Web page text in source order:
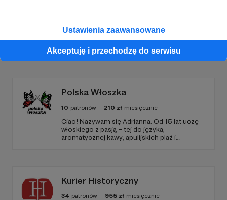
Ustawienia zaawansowane
Akceptuję i przechodzę do serwisu
Promowani autorzy
Polska Włoszka
10 patronów 210 zł miesięcznie
Ciao! Nazywam się Adrianna. Od 15 lat uczę
włoskiego z pasją – tej do języka,
aromatycznej kawy, apulijskich plaż i
Kurier Historyczny
34 patronów 955 zł miesięcznie